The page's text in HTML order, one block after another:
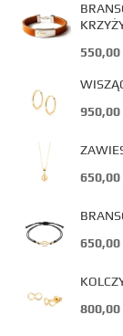
550,00
950,00
650,00
650,00
800,00